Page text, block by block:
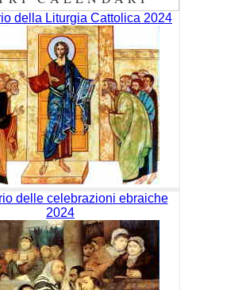
della Liturgia Cattolica 2024
delle celebrazioni ebraiche
2024